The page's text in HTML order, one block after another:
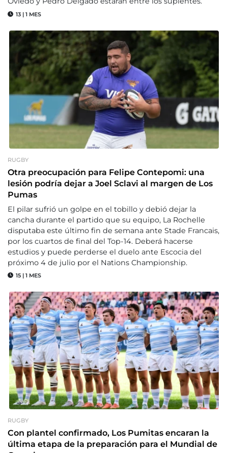
13 | 1 MES
RUGBY
Otra preocupación para Felipe Contepomi: una
lesión podría dejar a Joel Sclavi al margen de Los
Pumas
El pilar sufrió un golpe en el tobillo y debió dejar la
cancha durante el partido que su equipo, La Rochelle
disputaba este último fin de semana ante Stade Francais,
por los cuartos de final del Top-14. Deberá hacerse
estudios y puede perderse el duelo ante Escocia del
próximo 4 de julio por el Nations Championship.
15 | 1 MES
RUGBY
Con plantel confirmado, Los Pumitas encaran la
última etapa de la preparación para el Mundial de